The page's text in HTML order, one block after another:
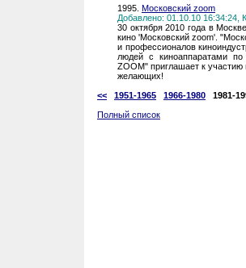
1995. Московский zoom
Добавлено: 01.10.10 16:34:24,
30 октября 2010 года в
кино 'Московский zoom'.
и профессионалов
людей с киноаппаратами
ZOOM" приглашает к
желающих!
<<
1951-1965 1966-1980
1981-
Полный список